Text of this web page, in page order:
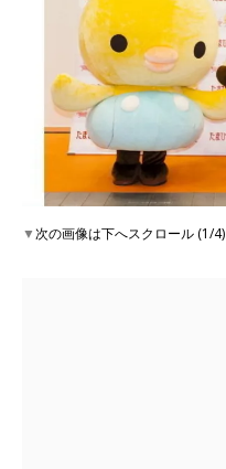
▼次の画像は下へスクロール (1/4)